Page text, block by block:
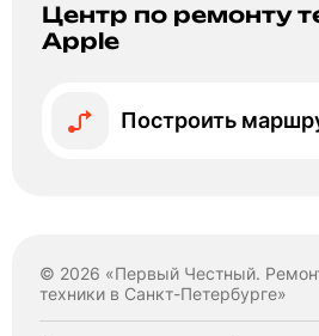
Центр по ремонту
Apple
Построить
© 2026 «Первый Честный.
техники в Санкт-Петербурге»